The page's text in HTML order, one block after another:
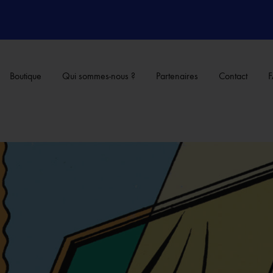
Boutique
ou une affiche illustré.e
pour 2 personnes
à la soirée de distribution
KILTI RIKIKI
- 1 sac en tissu ou une affiche
- 1 oeuvre artistique
- 1 surprise
- L'invitation à la soirée de
Découvrir
Qui sommes-nous ? Partenaires Contact